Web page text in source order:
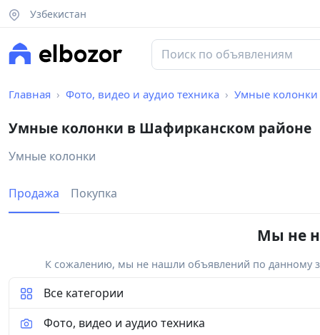
Узбекистан
Главная Фото, видео и аудио техника Умные колонки
Умные колонки в Шафирканском районе
Умные колонки
Продажа Покупка
Мы не
К сожалению, мы не нашли объявлений по данному
Все категории
Фото, видео и аудио техника